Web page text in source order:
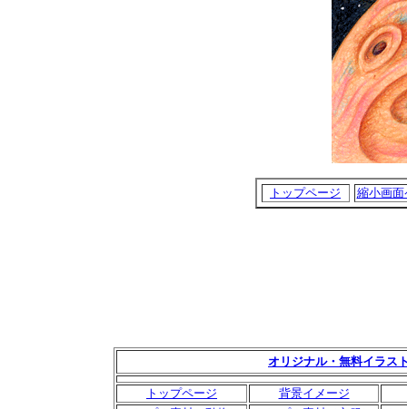
トップページ 縮小画面
オリジナル・無料イラス
トップページ
背景イメージ